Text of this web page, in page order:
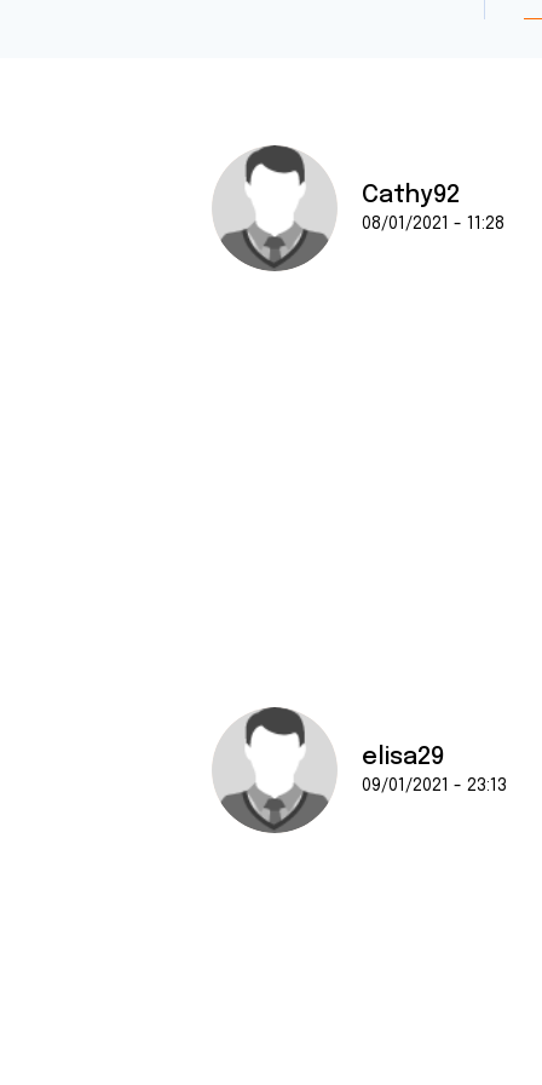
Cathy92
08/01/2021 - 11:28
elisa29
09/01/2021 - 23:13